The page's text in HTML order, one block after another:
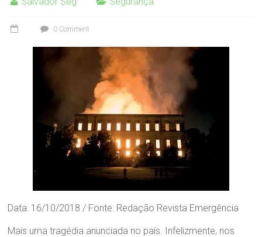
0 Comment
Data: 16/10/2018 / Fonte: Redação Revista Emergência
Mais uma tragédia anunciada no país. Infelizmente, nos